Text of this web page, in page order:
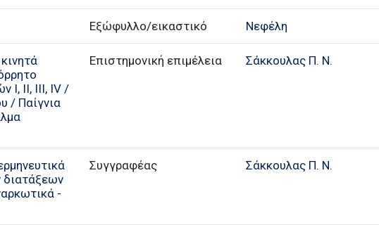
Εξώφυλλο/εικαστικό Νεφέλη
ΙΙ, ΙΙΙ, IV /
/ Παίγνια
Επιστημονική επιμέλεια Σάκκουλας Π. Ν.
διατάξεων
-
Συγγραφέας Σάκκουλας Π. Ν.